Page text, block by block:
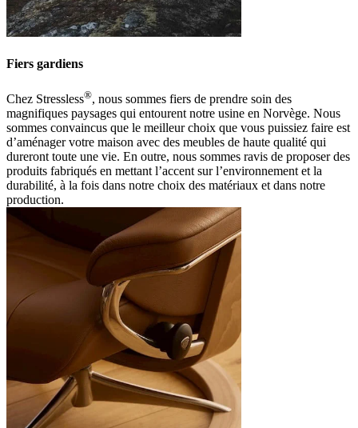
Fiers gardiens
Chez Stressless®, nous sommes fiers de prendre soin des
magnifiques paysages qui entourent notre usine en Norvège. Nous
sommes convaincus que le meilleur choix que vous puissiez faire est
d’aménager votre maison avec des meubles de haute qualité qui
dureront toute une vie. En outre, nous sommes ravis de proposer des
produits fabriqués en mettant l’accent sur l’environnement et la
durabilité, à la fois dans notre choix des matériaux et dans notre
production.